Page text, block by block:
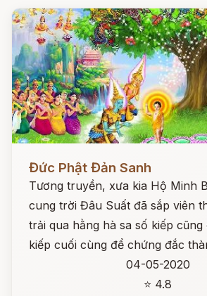
Đức Phật Đản Sanh
Tương truyền, xưa kia Hộ Minh
cung trời Đâu Suất đã sắp viên
trải qua hằng hà sa số kiếp
kiếp cuối cùng để chứng đắc
04-05-2020
⭐ 4.8